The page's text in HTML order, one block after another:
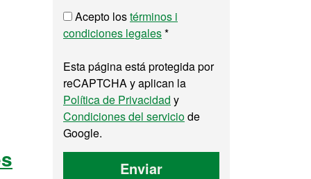
Acepto lostérminos i
condiciones legales*
Esta página está protegida por
reCAPTCHA y aplican la
Política de Privacidad y
Condiciones del serviciode
Google.
Enviar